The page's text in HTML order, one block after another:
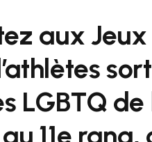
aux
LGBTQ
11e